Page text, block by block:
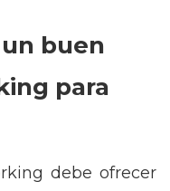
buen
para
debe ofrecer